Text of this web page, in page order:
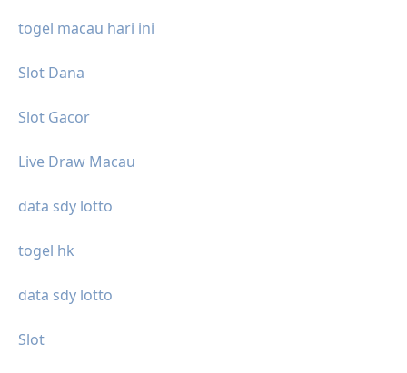
togel macau hari ini
Slot Dana
Slot Gacor
Live Draw Macau
data sdy lotto
togel hk
data sdy lotto
Slot